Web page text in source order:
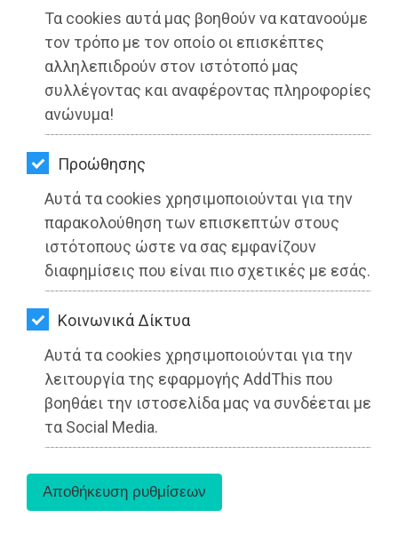
Τα cookies αυτά μας βοηθούν να κατανοούμε
τον τρόπο με τον οποίο οι επισκέπτες
αλληλεπιδρούν στον ιστότοπό μας
συλλέγοντας και αναφέροντας πληροφορίες
ανώνυμα!
Προώθησης
Αυτά τα cookies χρησιμοποιούνται για την
παρακολούθηση των επισκεπτών στους
ιστότοπους ώστε να σας εμφανίζουν
διαφημίσεις που είναι πιο σχετικές με εσάς.
Kοινωνικά Δίκτυα
Αυτά τα cookies χρησιμοποιούνται για την
λειτουργία της εφαρμογής AddThis που
βοηθάει την ιστοσελίδα μας να συνδέεται με
τα Social Media.
ΤΑΞΙΔΙΑ
ΕΞΟΔΟΣ
ΠΕΡΙΒΑΛΛΟΝ
ΚΑΤΟΙΚΙΔΙΟ
ΑΓΓΕΛΙΕΣ
ΕΦΗΜΕΡΙΔΕΣ
OΔΗΓΟΣ
ΑΓΟΡΑΣ
ΨΙΘΥΡΟΙ
ΑΠΟΣΤΟΛΗ
ΑΡΘΡΩΝ
1η Λευκή Νύχτα στην Αρτέμιδα:
Μοναδική βραδιά, μοναδική εμπειρία
Διαβάστηκε 5268 φορές
Από τoν Λάζαρος
Αργυρόπουλος
Αρθρογράφος - Ρεπόρτερ